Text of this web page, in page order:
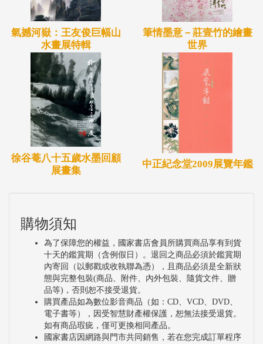
氣撼河嶽：王友俊巨幅山
水畫展特輯
筆情墨意－莊壹竹的繪畫
世界
徐谷菴八十五歲水墨回顧
展畫集
中正紀念堂2009展覽年鑑
購物須知
為了保障您的權益，國家書店會員所購買商品享有到貨
十天的鑑賞期（含例假日）。退回之商品必須於鑑賞期
內寄回（以郵戳或收執聯為憑），且商品必須是全新狀
態與完整包裝(商品、附件、內外包裝、隨貨文件、贈
品等)，否則恕不接受退貨。
購買產品如為數位影音商品（如：CD、VCD、DVD、
電子書等），因受智慧財產權保護，恕無法接受退貨。
如有商品瑕疵，僅可更換相同產品。
國家書店因網路與門市共同銷售，若在您完成訂單程序